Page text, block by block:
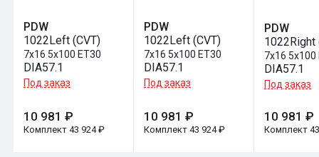
PDW
1022Left (CVT)
7x16 5x100 ET30
DIA57.1
Под заказ
10 981 ₽
Комплект 43 924 ₽
PDW
1022Left (CVT)
7x16 5x100 ET30
DIA57.1
Под заказ
10 981 ₽
Комплект 43 924 ₽
PDW
1022Right
7x16 5x100
DIA57.1
Под заказ
10 981 ₽
Комплект